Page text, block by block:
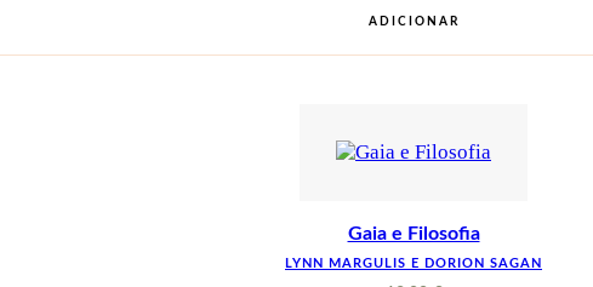
ADICIONAR
Gaia e Filosofia
LYNN MARGULIS E DORION SAGAN